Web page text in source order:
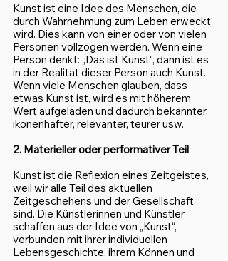
Kunst ist eine Idee des Menschen, die
durch Wahrnehmung zum Leben erweckt
wird. Dies kann von einer oder von vielen
Personen vollzogen werden. Wenn eine
Person denkt: „Das ist Kunst“, dann ist es
in der Realität dieser Person auch Kunst.
Wenn viele Menschen glauben, dass
etwas Kunst ist, wird es mit höherem
Wert aufgeladen und dadurch bekannter,
ikonenhafter, relevanter, teurer usw.
2. Materieller oder performativer Teil
Kunst ist die Reflexion eines Zeitgeistes,
weil wir alle Teil des aktuellen
Zeitgeschehens und der Gesellschaft
sind. Die Künstlerinnen und Künstler
schaffen aus der Idee von „Kunst“,
verbunden mit ihrer individuellen
Lebensgeschichte, ihrem Können und